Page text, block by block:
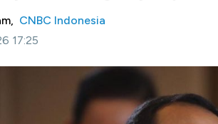
CNBC Indonesia
17:25